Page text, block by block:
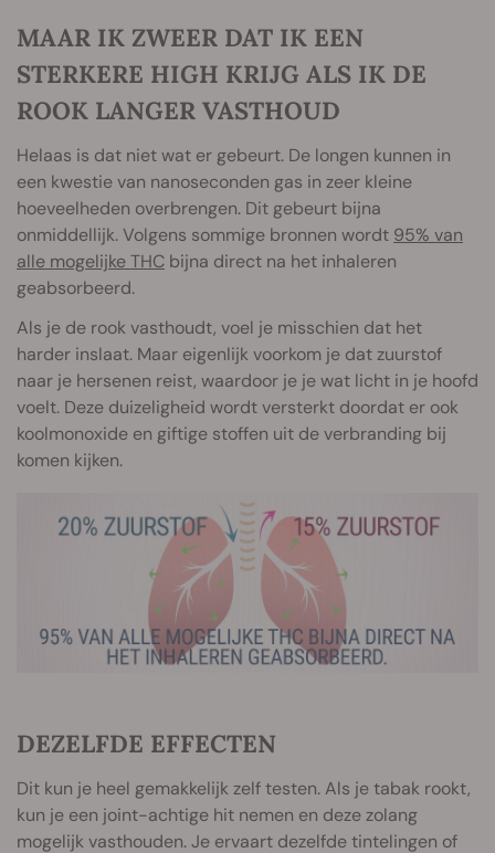
MAAR IK ZWEER DAT IK EEN
STERKERE HIGH KRIJG ALS IK DE
ROOK LANGER VASTHOUD
Helaas is dat niet wat er gebeurt. De longen kunnen in
een kwestie van nanoseconden gas in zeer kleine
hoeveelheden overbrengen. Dit gebeurt bijna
onmiddellijk. Volgens sommige bronnen wordt 95% van
alle mogelijke THC bijna direct na het inhaleren
geabsorbeerd.
Als je de rook vasthoudt, voel je misschien dat het
harder inslaat. Maar eigenlijk voorkom je dat zuurstof
naar je hersenen reist, waardoor je je wat licht in je hoofd
voelt. Deze duizeligheid wordt versterkt doordat er ook
koolmonoxide en giftige stoffen uit de verbranding bij
komen kijken.
DEZELFDE EFFECTEN
Dit kun je heel gemakkelijk zelf testen. Als je tabak rookt,
kun je een joint-achtige hit nemen en deze zolang
mogelijk vasthouden. Je ervaart dezelfde tintelingen of